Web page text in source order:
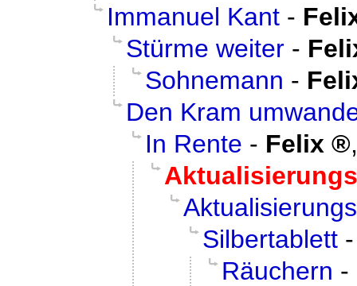
Immanuel Kant -
Stürme weiter -
Sohnemann -
Den Kram
In Rente - Felix
Silbertablett
Räuchern -